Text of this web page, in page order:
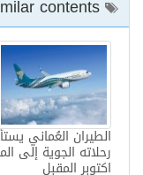
الطيران العُماني
رحلاته الجوية إلى
اكتوبر المقبل